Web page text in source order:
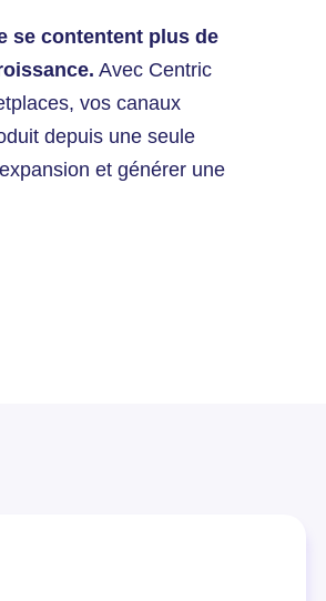
se contentent plus de
Avec Centric
vos canaux
depuis une seule
et générer une